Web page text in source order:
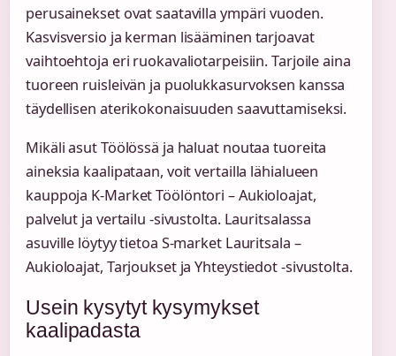
perusainekset ovat saatavilla ympäri vuoden.
Kasvisversio ja kerman lisääminen tarjoavat
vaihtoehtoja eri ruokavaliotarpeisiin. Tarjoile aina
tuoreen ruisleivän ja puolukkasurvoksen kanssa
täydellisen aterikokonaisuuden saavuttamiseksi.
Mikäli asut Töölössä ja haluat noutaa tuoreita
aineksia kaalipataan, voit vertailla lähialueen
kauppoja K-Market Töölöntori – Aukioloajat,
palvelut ja vertailu -sivustolta. Lauritsalassa
asuville löytyy tietoa S-market Lauritsala –
Aukioloajat, Tarjoukset ja Yhteystiedot -sivustolta.
Usein kysytyt kysymykset
kaalipadasta